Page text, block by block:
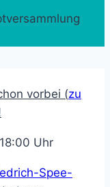
vorbei (zu
Uhr
Spee-